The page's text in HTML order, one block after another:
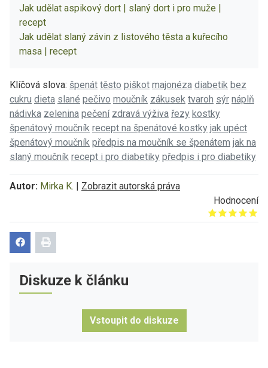
Jak udělat aspikový dort | slaný dort i pro muže |
recept
Jak udělat slaný závin z listového těsta a kuřecího
masa | recept
Klíčová slova: špenát těsto piškot majonéza diabetik bez
cukru dieta slané pečivo moučník zákusek tvaroh sýr náplň
nádivka zelenina pečení zdravá výživa řezy kostky
špenátový moučník recept na špenátové kostky jak upéct
špenátový moučník předpis na moučník se špenátem jak na
slaný moučník recept i pro diabetiky předpis i pro diabetiky
Autor: Mirka K. | Zobrazit autorská práva
Hodnocení
Give it 1/5
Give it 2/5
Give it 3/5
Give it 4/5
Give it 5/5
Diskuze k článku
Vstoupit do diskuze